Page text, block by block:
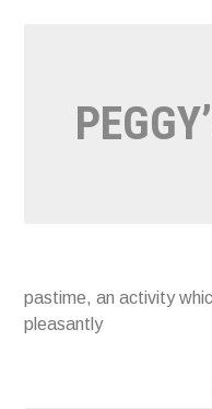
springen
pastime, an activity
pleasantly